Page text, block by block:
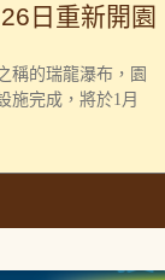
日重新開園
稱的瑞龍瀑布，園
施完成，將於1月